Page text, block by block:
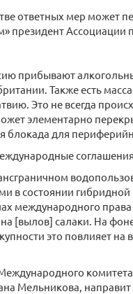
ответных мер может
президент
прибывают
Также есть
Это не всегда
элементарно
блокада для
в состоянии
международного
[вылов] салаки. На
это повлияет на
Мельникова,